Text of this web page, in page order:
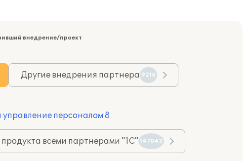
внедрение/проект
Другие внедрения партнера 9216
персоналом 8
всеми партнерами "1С" 147043